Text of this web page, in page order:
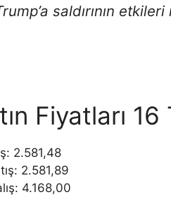
saldırının
Fiyatları
2.581,48
2.581,89
4.168,00